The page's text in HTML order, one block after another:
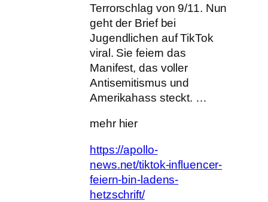
Terrorschlag von 9/11. Nun
geht der Brief bei
Jugendlichen auf TikTok
viral. Sie feiern das
Manifest, das voller
Antisemitismus und
Amerikahass steckt. …
mehr hier
https://apollo-
news.net/tiktok-influencer-
feiern-bin-ladens-
hetzschrift/